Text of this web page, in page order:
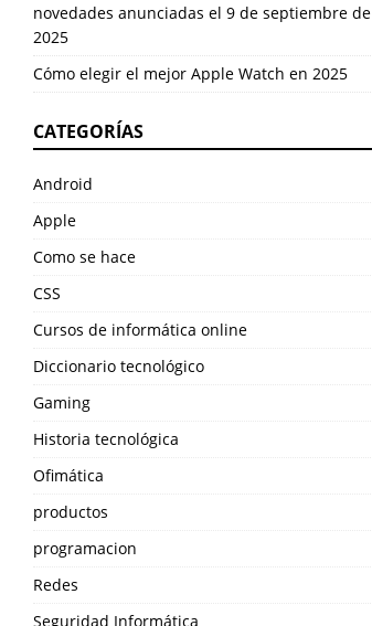
novedades anunciadas el 9 de septiembre de
2025
Cómo elegir el mejor Apple Watch en 2025
CATEGORÍAS
Android
Apple
Como se hace
CSS
Cursos de informática online
Diccionario tecnológico
Gaming
Historia tecnológica
Ofimática
productos
programacion
Redes
Seguridad Informática